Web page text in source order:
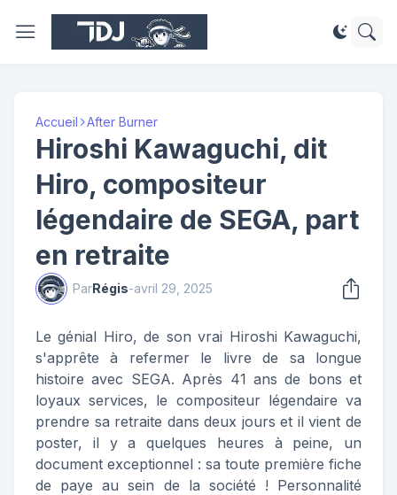
Accueil After Burner
Hiroshi Kawaguchi, dit
Hiro, compositeur
légendaire de SEGA, part
en retraite
ParRégis-avril 29, 2025
Le génial Hiro, de son vrai Hiroshi Kawaguchi,
s'apprête à refermer le livre de sa longue
histoire avec SEGA. Après 41 ans de bons et
loyaux services, le compositeur légendaire va
prendre sa retraite dans deux jours et il vient de
poster, il y a quelques heures à peine, un
document exceptionnel : sa toute première fiche
de paye au sein de la société ! Personnalité